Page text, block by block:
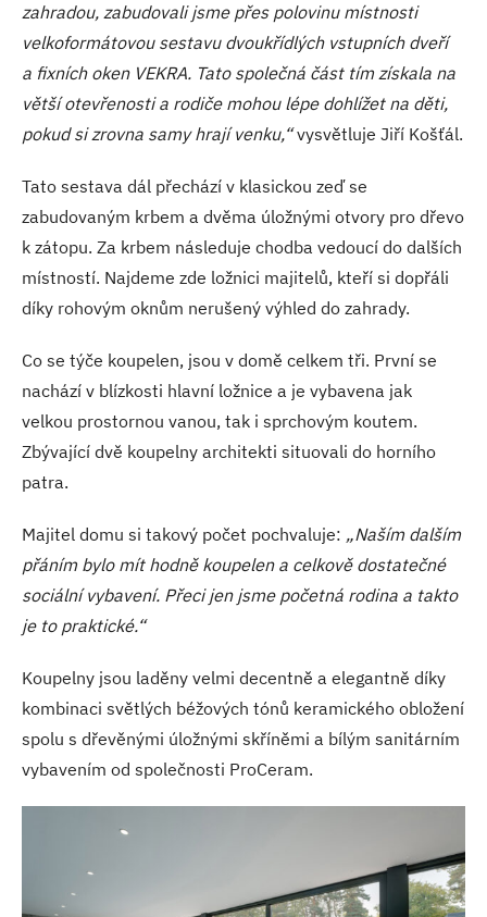
zahradou, zabudovali jsme přes polovinu místnosti
velkoformátovou sestavu dvoukřídlých vstupních dveří
a fixních oken VEKRA. Tato společná část tím získala na
větší otevřenosti a rodiče mohou lépe dohlížet na děti,
pokud si zrovna samy hrají venku,“vysvětluje Jiří Košťál.
Tato sestava dál přechází v klasickou zeď se
zabudovaným krbem a dvěma úložnými otvory pro dřevo
k zátopu. Za krbem následuje chodba vedoucí do dalších
místností. Najdeme zde ložnici majitelů, kteří si dopřáli
díky rohovým oknům nerušený výhled do zahrady.
Co se týče koupelen, jsou v domě celkem tři. První se
nachází v blízkosti hlavní ložnice a je vybavena jak
velkou prostornou vanou, tak i sprchovým koutem.
Zbývající dvě koupelny architekti situovali do horního
patra.
Majitel domu si takový počet pochvaluje: „Naším dalším
přáním bylo mít hodně koupelen a celkově dostatečné
sociální vybavení. Přeci jen jsme početná rodina a takto
je to praktické.“
Koupelny jsou laděny velmi decentně a elegantně díky
kombinaci světlých béžových tónů keramického obložení
spolu s dřevěnými úložnými skříněmi a bílým sanitárním
vybavením od společnosti ProCeram.